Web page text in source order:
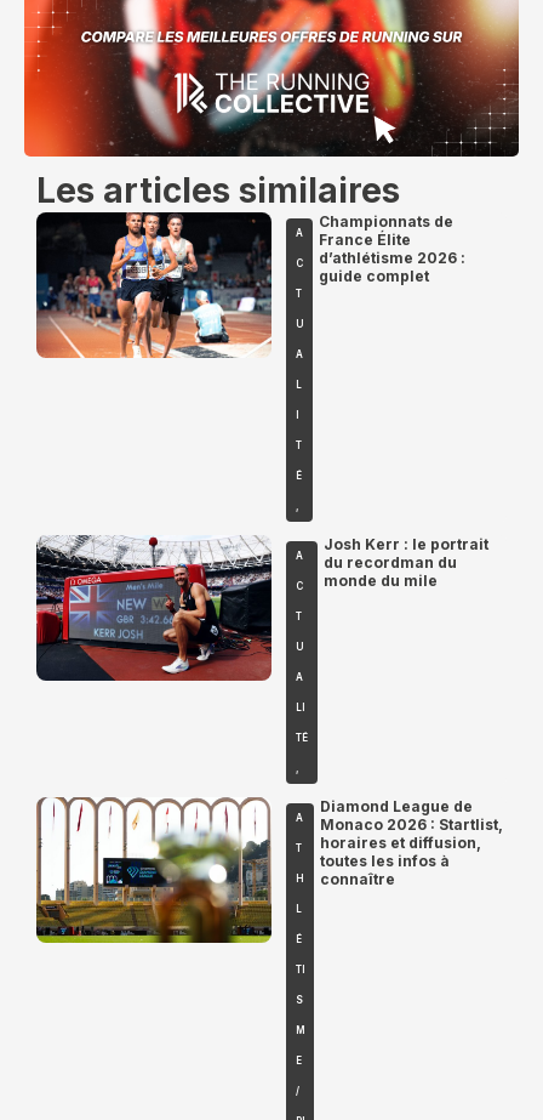
Les articles similaires
A
C
T
U
A
T
É
Championnats de
France Élite
d’athlétisme 2026 :
guide complet
A
C
T
U
A
TÉ
Josh Kerr : le portrait
du recordman du
monde du mile
A
T
H
É
TI
S
M
E
/
Diamond League de
Monaco 2026 : Startlist,
horaires et diffusion,
toutes les infos à
connaître